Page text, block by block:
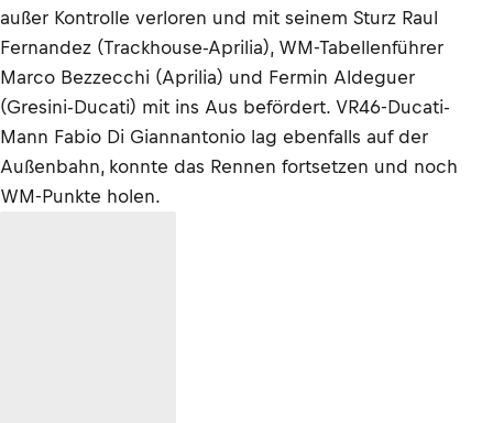
außer Kontrolle verloren und mit seinem Sturz Raul
Fernandez (Trackhouse-Aprilia), WM-Tabellenführer
Marco Bezzecchi (Aprilia) und Fermin Aldeguer
(Gresini-Ducati) mit ins Aus befördert. VR46-Ducati-
Mann Fabio Di Giannantonio lag ebenfalls auf der
Außenbahn, konnte das Rennen fortsetzen und noch
WM-Punkte holen.